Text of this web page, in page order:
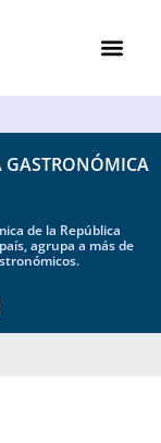
GASTRONÓMICA
de la República
agrupa a más de